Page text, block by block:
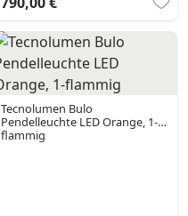
Tecnolumen Bulo
Pendelleuchte LED Orange, 1-
flammig